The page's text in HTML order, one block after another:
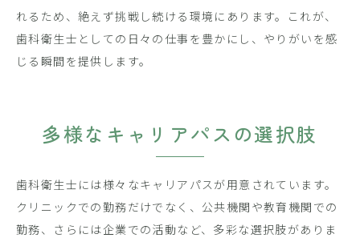
れるため、絶えず挑戦し続ける環境にあります。これが、
歯科衛生士としての日々の仕事を豊かにし、やりがいを感
じる瞬間を提供します。
多様なキャリアパスの選択肢
歯科衛生士には様々なキャリアパスが用意されています。
クリニックでの勤務だけでなく、公共機関や教育機関での
勤務、さらには企業での活動など、多彩な選択肢がありま